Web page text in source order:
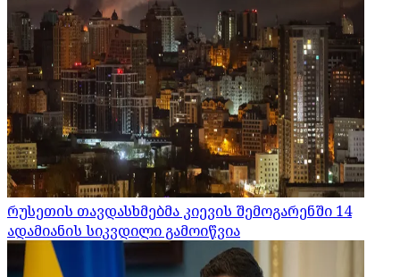
რუსეთის თავდასხმებმა კიევის შემოგარენში 14
ადამიანის სიკვდილი გამოიწვია